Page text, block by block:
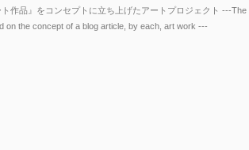
ト作品』をコンセプトに立ち上げたアートプロジェクト ---The
on the concept of a blog article, by each, art work ---